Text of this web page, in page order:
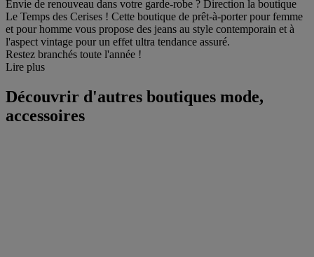
Envie de renouveau dans votre garde-robe ? Direction la boutique
Le Temps des Cerises ! Cette boutique de prêt-à-porter pour femme
et pour homme vous propose des jeans au style contemporain et à
l'aspect vintage pour un effet ultra tendance assuré.
Restez branchés toute l'année !
Lire plus
Découvrir d'autres boutiques mode,
accessoires